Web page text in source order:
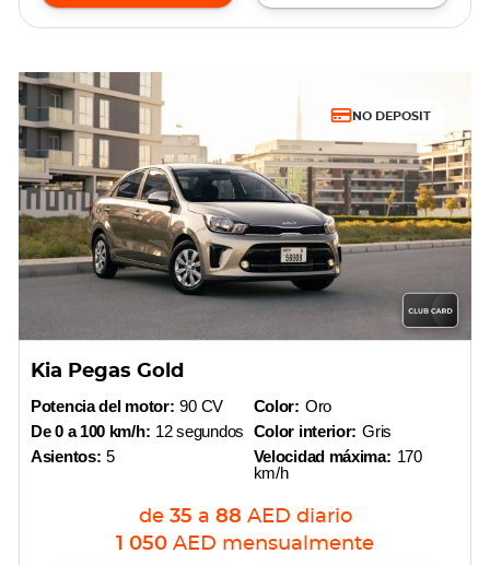
NO DEPOSIT
Kia Pegas Gold
Potencia del motor: 90 CV
De 0 a 100 km/h: 12 segundos
Asientos: 5
Color: Oro
Color interior: Gris
Velocidad máxima: 170
km/h
de 35 a 88 AED diario
1 050 AED mensualmente